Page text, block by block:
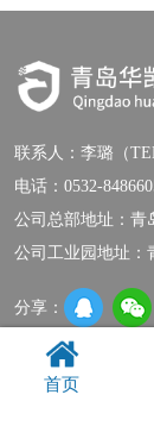
联系人：李璐（
电话：0532-
公司总部地址：青
公司工业园地址：
分享：
联系我们
Copyright © 2018-
首页